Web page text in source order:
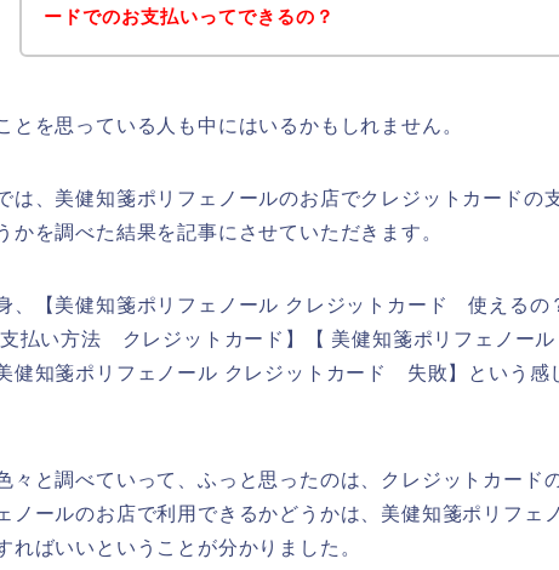
ードでのお支払いってできるの？
とを思っている人も中にはいるかもしれません。
は、美健知箋ポリフェノールのお店でクレジットカードの
かを調べた結果を記事にさせていただきます。
、【美健知箋ポリフェノール クレジットカード 使えるの
払い方法 クレジットカード】【 美健知箋ポリフェノール
健知箋ポリフェノール クレジットカード 失敗】という感
々と調べていって、ふっと思ったのは、クレジットカード
ノールのお店で利用できるかどうかは、美健知箋ポリフェ
ればいいということが分かりました。